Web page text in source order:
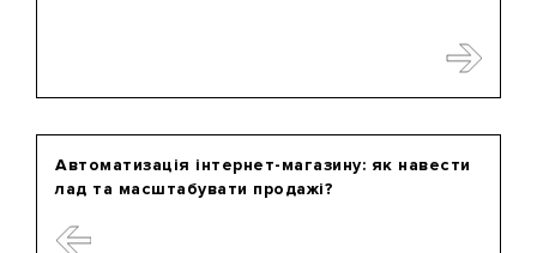
Автоматизація інтернет-магазину: як навести
лад та масштабувати продажі?